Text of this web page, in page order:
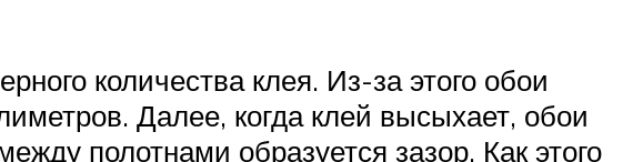
количества клея. Из-за этого обои
Далее, когда клей высыхает, обои
полотнами образуется зазор. Как этого